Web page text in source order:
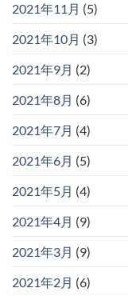
2021年11月 (5)
2021年10月 (3)
2021年9月 (2)
2021年8月 (6)
2021年7月 (4)
2021年6月 (5)
2021年5月 (4)
2021年4月 (9)
2021年3月 (9)
2021年2月 (6)